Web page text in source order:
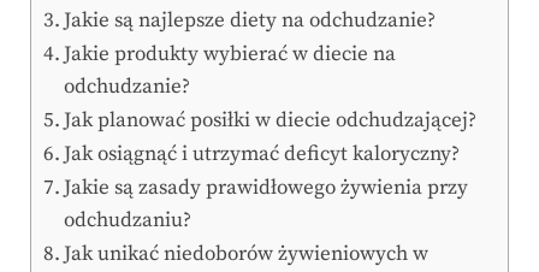
Jakie są najlepsze diety na odchudzanie?
Jakie produkty wybierać w diecie na
odchudzanie?
Jak planować posiłki w diecie odchudzającej?
Jak osiągnąć i utrzymać deficyt kaloryczny?
Jakie są zasady prawidłowego żywienia przy
odchudzaniu?
Jak unikać niedoborów żywieniowych w